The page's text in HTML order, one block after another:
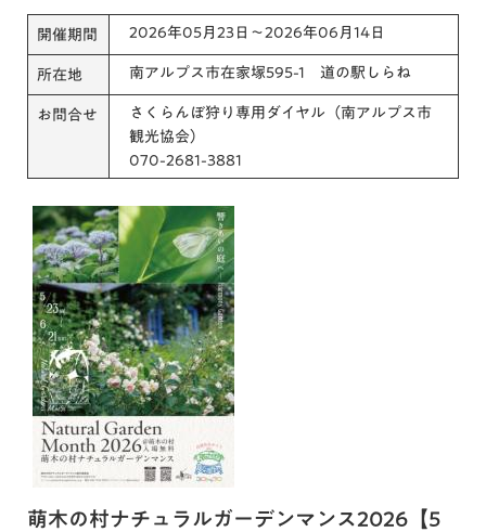
開催期間 2026年05月23日～2026年06月14日
所在地 南アルプス市在家塚595-1 道の駅しらね
お問合せ
さくらんぼ狩り専用ダイヤル（南アルプス市
観光協会）
070-2681-3881
萌木の村ナチュラルガーデンマンス2026【5